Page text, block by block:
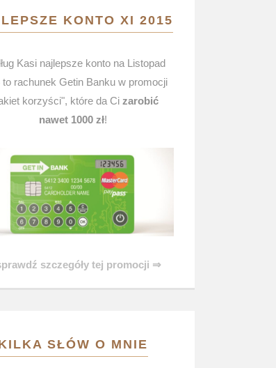
KONTO XI 2015
Kasi najlepsze konto na Listopad
to rachunek Getin Banku w promocji
korzyści", które da Ci zarobić
nawet 1000 zł!
szczegóły tej promocji ⇒
SŁÓW O MNIE